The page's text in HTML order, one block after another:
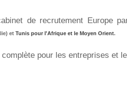
de recrutement Europe
et Tunis pour l'Afrique et le Moyen Orient.
pour les entreprises et